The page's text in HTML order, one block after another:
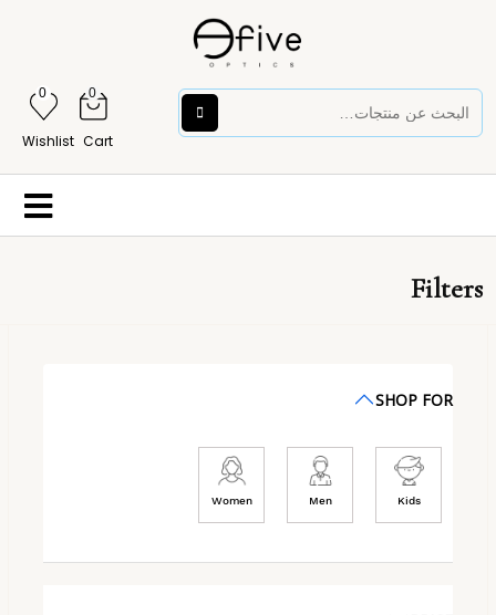
0
Cart
0
Wishlist
Filters
SHOP FOR
Kids
Men
Women